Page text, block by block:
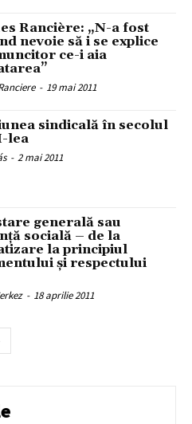
Rancière: „N-a fost
nevoie să i se explice
ce-i aia
- 19 mai 2011
sindicală în secolul
lea
- 2 mai 2011
generală sau
socială – de la
la principiul
şi respectului
- 18 aprilie 2011